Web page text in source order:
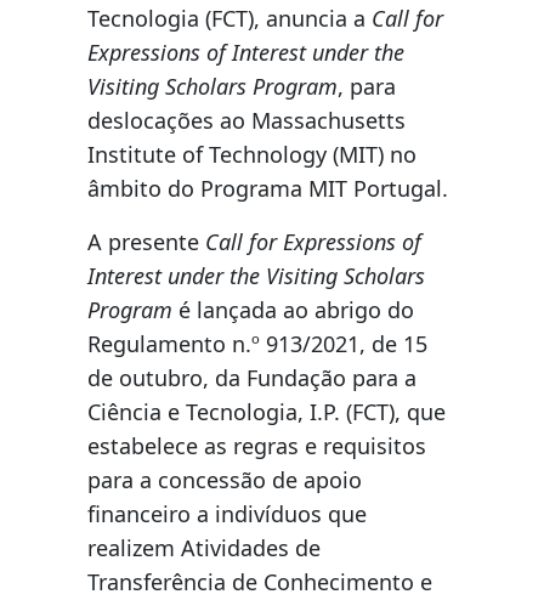
Tecnologia (FCT), anuncia a Call for
Expressions of Interest under the
Visiting Scholars Program, para
deslocações ao Massachusetts
Institute of Technology (MIT) no
âmbito do Programa MIT Portugal.
A presente Call for Expressions of
Interest under the Visiting Scholars
Program é lançada ao abrigo do
Regulamento n.º 913/2021, de 15
de outubro, da Fundação para a
Ciência e Tecnologia, I.P. (FCT), que
estabelece as regras e requisitos
para a concessão de apoio
financeiro a indivíduos que
realizem Atividades de
Transferência de Conhecimento e